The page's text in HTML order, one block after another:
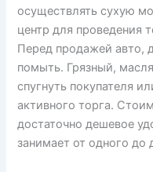
осуществлять сухую
центр для проведения
Перед продажей авто,
помыть. Грязный,
спугнуть покупателя
активного торга.
достаточно дешевое
занимает от одного до